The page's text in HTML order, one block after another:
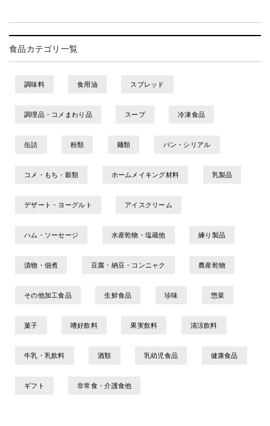
食品カテゴリ一覧
調味料 食用油 スプレッド
調理品・コメまわり品 スープ 冷凍食品
缶詰 粉類 麺類 パン・シリアル
コメ・もち・穀類 ホームメイキング材料 乳製品
デザート・ヨーグルト アイスクリーム
ハム・ソーセージ 水産乾物・塩蔵他 練り製品
漬物・佃煮 豆腐・納豆・コンニャク 農産乾物
その他加工食品 生鮮食品 珍味 惣菜
菓子 嗜好飲料 果実飲料 清涼飲料
牛乳・乳飲料 酒類 乳幼児食品 健康食品
ギフト 非常食・介護食他